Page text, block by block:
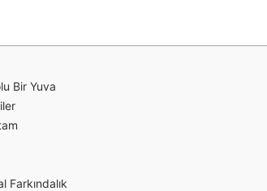
Bir Yuva
Farkındalık